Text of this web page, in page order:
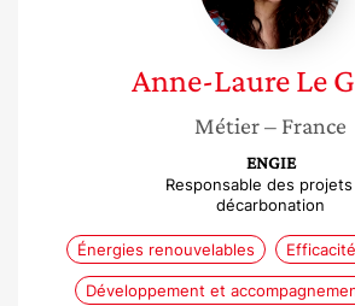
Anne-Laure Le
Métier– France
ENGIE
Responsable des
décarbonation
Énergies renouvelables
Développement et